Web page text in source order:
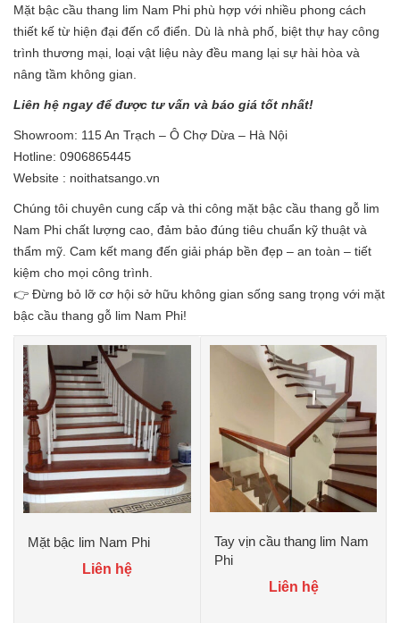
Mặt bậc cầu thang lim Nam Phi phù hợp với nhiều phong cách
thiết kế từ hiện đại đến cổ điển. Dù là nhà phố, biệt thự hay công
trình thương mại, loại vật liệu này đều mang lại sự hài hòa và
nâng tầm không gian.
Liên hệ ngay để được tư vấn và báo giá tốt nhất!
Showroom: 115 An Trạch – Ô Chợ Dừa – Hà Nội
Hotline: 0906865445
Website : noithatsango.vn
Chúng tôi chuyên cung cấp và thi công mặt bậc cầu thang gỗ lim
Nam Phi chất lượng cao, đảm bảo đúng tiêu chuẩn kỹ thuật và
thẩm mỹ. Cam kết mang đến giải pháp bền đẹp – an toàn – tiết
kiệm cho mọi công trình.
👉 Đừng bỏ lỡ cơ hội sở hữu không gian sống sang trọng với mặt
bậc cầu thang gỗ lim Nam Phi!
Mặt bậc lim Nam Phi
Liên hệ
Tay vịn cầu thang lim Nam
Phi
Liên hệ